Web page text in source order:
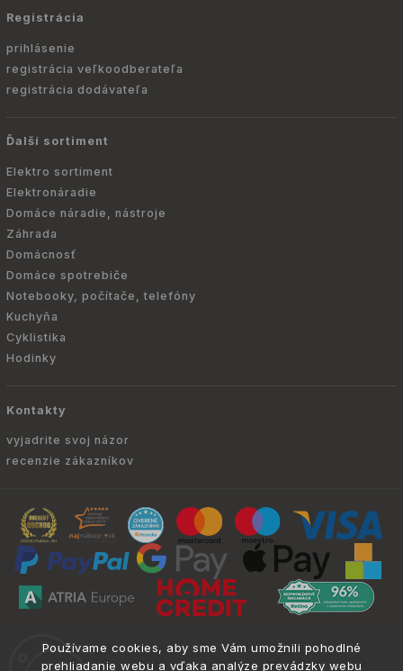
Používame cookies, aby sme Vám umožnili pohodlné
prehliadanie webu a vďaka analýze prevádzky webu
Registrácia
prihlásenie
registrácia veľkoodberateľa
registrácia dodávateľa
Ďalší sortiment
Elektro sortiment
Elektronáradie
Domáce náradie, nástroje
Záhrada
Domácnosť
Domáce spotrebiče
Notebooky, počítače, telefóny
Kuchyňa
Cyklistika
Hodinky
Kontakty
vyjadrite svoj názor
recenzie zákazníkov
práva vyhradené.